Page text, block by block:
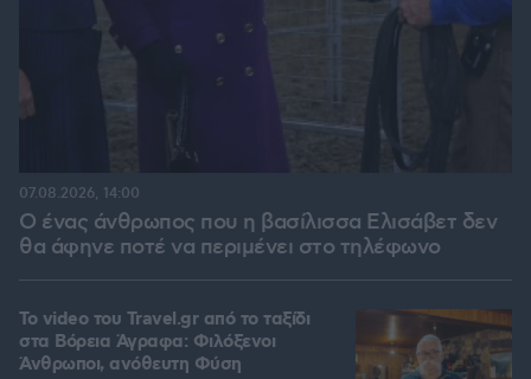
Ο ένας άνθρωπος που η βασίλισσα Ελισάβετ δεν
θα άφηνε ποτέ να περιμένει στο τηλέφωνο
07.08.2026, 14:00
To video του Travel.gr από το ταξίδι
στα Βόρεια Άγραφα: Φιλόξενοι
Άνθρωποι, ανόθευτη Φύση